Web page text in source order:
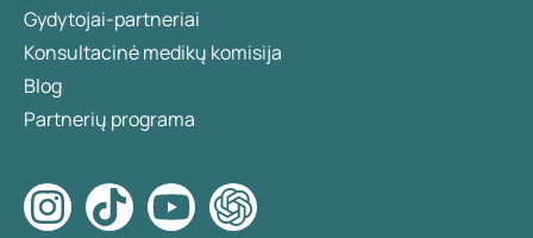
Gydytojai-partneriai
Konsultacinė medikų komisija
Blog
Partnerių programa